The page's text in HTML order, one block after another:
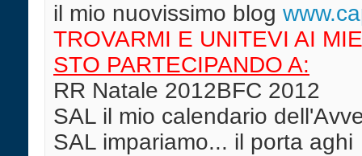
il mio nuovissimo blog w
TROVARMI E UNITEVI AI
STO PARTECIPANDO A:
RR Natale 2012BFC 2012
SAL il mio calendario
SAL impariamo... il porta aghi